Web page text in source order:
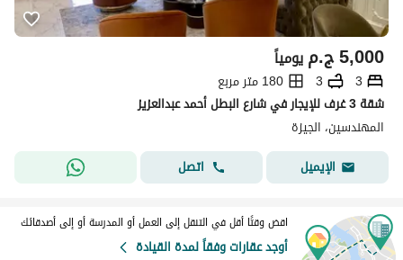
ج.م5,000 يومياً
3
3
180 متر مربع
شقة 3 غرف للإيجار في شارع البطل أحمد عبدالعزيز
المهندسين، الجيزة
الإيميل
اتصل
اقض وقتًا أقل في التنقل إلى العمل أو المدرسة أو إلى أصدقائك
أوجد عقارات وفقاً لمدة القيادة